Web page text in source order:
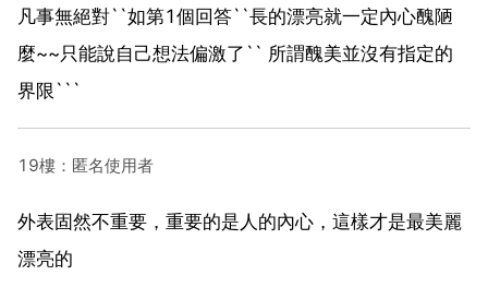
凡事無絕對``如第1個回答``長的漂亮就一定內心醜陋
麼~~只能說自己想法偏激了`` 所謂醜美並沒有指定的
界限```
19樓：匿名使用者
外表固然不重要，重要的是人的內心，這樣才是最美麗
漂亮的